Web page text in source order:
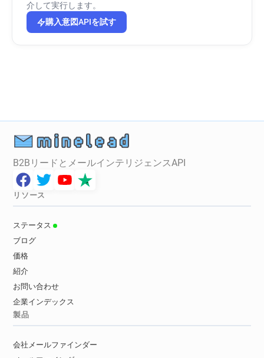
介して実行します。
購入意図APIを試す
B2BリードとメールインテリジェンスAPI
リソース
ステータス
ブログ
価格
紹介
お問い合わせ
企業インデックス
製品
会社メールファインダー